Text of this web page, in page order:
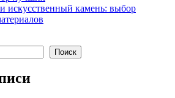
искусственный камень: выбор
Поиск